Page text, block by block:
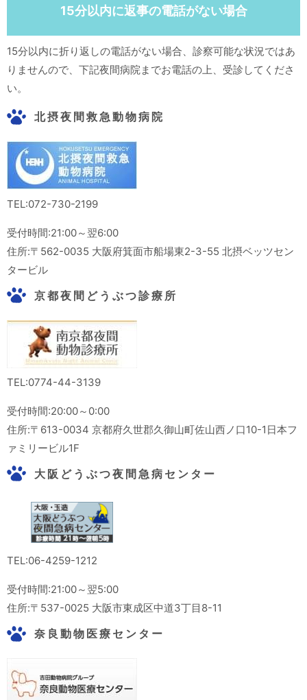
15分以内に返事の電話がない場合
15分以内に折り返しの電話がない場合、診察可能な状況ではあ
りませんので、下記夜間病院までお電話の上、受診してくださ
い。
北摂夜間救急動物病院
TEL:072-730-2199
受付時間:21:00～翌6:00
住所:〒562-0035 大阪府箕面市船場東2-3-55 北摂ベッツセン
タービル
京都夜間どうぶつ診療所
TEL:0774-44-3139
受付時間:20:00～0:00
住所:〒613-0034 京都府久世郡久御山町佐山西ノ口10-1日本フ
ァミリービル1F
大阪どうぶつ夜間急病センター
TEL:06-4259-1212
受付時間:21:00～翌5:00
住所:〒537-0025 大阪市東成区中道3丁目8-11
奈良動物医療センター